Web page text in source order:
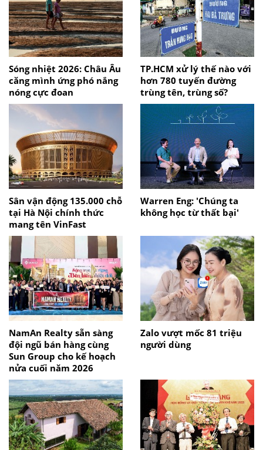
Sóng nhiệt 2026: Châu Âu
căng mình ứng phó nắng
nóng cực đoan
TP.HCM xử lý thế nào với
hơn 780 tuyến đường
trùng tên, trùng số?
Sân vận động 135.000 chỗ
tại Hà Nội chính thức
mang tên VinFast
Warren Eng: 'Chúng ta
không học từ thất bại'
NamAn Realty sẵn sàng
đội ngũ bán hàng cùng
Sun Group cho kế hoạch
nửa cuối năm 2026
Zalo vượt mốc 81 triệu
người dùng